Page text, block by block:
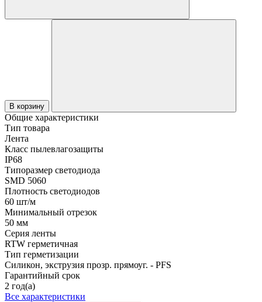
В корзину
Общие характеристики
Тип товара
Лента
Класс пылевлагозащиты
IP68
Типоразмер светодиода
SMD 5060
Плотность светодиодов
60 шт/м
Минимальный отрезок
50 мм
Серия ленты
RTW герметичная
Тип герметизации
Силикон, экструзия прозр. прямоуг. - PFS
Гарантийный срок
2 год(а)
Все характеристики